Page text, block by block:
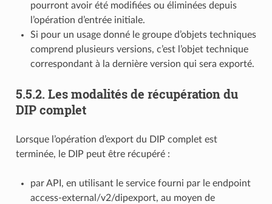
pourront avoir été modifiées ou éliminées depuis
l’opération d’entrée initiale.
Si pour un usage donné le groupe d’objets techniques
comprend plusieurs versions, c’est l’objet technique
correspondant à la dernière version qui sera exporté.
5.5.2. Les modalités de récupération du
DIP complet
Lorsque l’opération d’export du DIP complet est
terminée, le DIP peut être récupéré :
par API, en utilisant le service fourni par le endpoint
access-external/v2/dipexport, au moyen de